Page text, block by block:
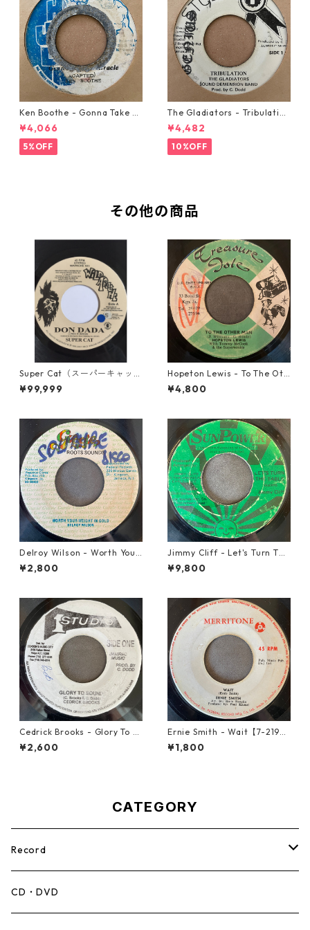
Ken Boothe - Gonna Take A
Miracle【7-21362】
¥4,066
5%OFF
The Gladiators - Tribulation
【7-21365】
¥4,482
10%OFF
その他の商品
Super Cat（スーパーキャッ
ト） - Don Dada【7inch】
¥99,999
Hopeton Lewis - To The Oth
er Man【7-22023】
¥4,800
Delroy Wilson - Worth Your
Weight In Gold【7-21965】
¥2,800
Jimmy Cliff - Let's Turn The
Table【7-21999】
¥9,800
Cedrick Brooks - Glory To S
ounds【7-21786】
¥2,600
Ernie Smith - Wait【7-2196
0】
¥1,800
CATEGORY
Record
Mento,Calypso,Ballad
CD・DVD